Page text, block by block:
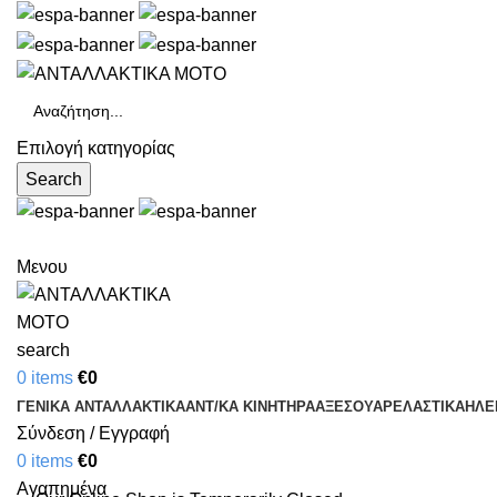
Επιλογή κατηγορίας
Search
Μενου
search
0 items €0
ΓΕΝΙΚΑ ΑΝΤΑΛΛΑΚΤΙΚΑΑΝΤ/ΚΑ ΚΙΝΗΤΗΡΑΑΞΕΣΟΥΑΡΕΛΑΣΤΙΚΑ
Σύνδεση / Εγγραφή
0 items €0
Αγαπημένα